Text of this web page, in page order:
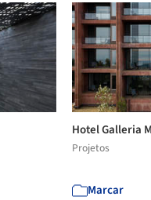
Hotel Galleria
Projetos
Marcar